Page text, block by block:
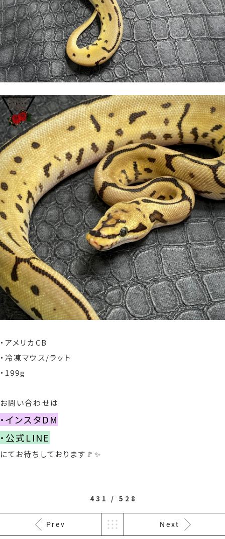
・アメリカCB
・冷凍マウス/ラット
・199g
お問い合わせは
・インスタDM
・公式LINE
にてお待ちしております🚩✨
431 / 528
Prev Next